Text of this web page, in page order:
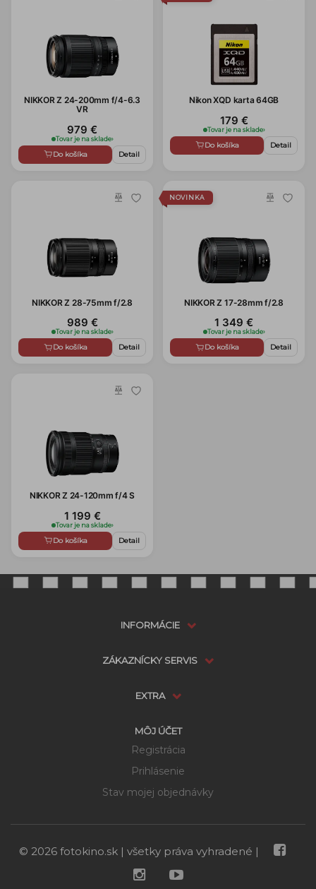
NEDOSTUPNÉ
PRODUKTY
NIKKOR Z 24-200mm f/4-6.3
VR
979 €
Tovar je na sklade›
Do košíka Detail
Nikon XQD karta 64GB
179 €
Tovar je na sklade›
Do košíka Detail
NIKKOR Z 28-75mm f/2.8
989 €
Tovar je na sklade›
Do košíka Detail
NOVINKA
NIKKOR Z 17-28mm f/2.8
1 349 €
Tovar je na sklade›
Do košíka Detail
NIKKOR Z 24-120mm f/4 S
1 199 €
Tovar je na sklade›
Do košíka Detail
INFORMÁCIE
ZÁKAZNÍCKY SERVIS
EXTRA
MÔJ ÚČET
Registrácia
Prihlásenie
Stav mojej objednávky
© 2026 fotokino.sk | všetky práva vyhradené |